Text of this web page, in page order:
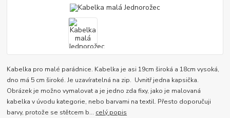
Kabelka pro malé parádnice. Kabelka je asi 19cm široká a 18cm vysoká,
dno má 5 cm široké. Je uzavíratelná na zip. Uvnitř jedna kapsička.
Obrázek je možno vymalovat a je jedno zda fixy, jako je malovaná
kabelka v úvodu kategorie, nebo barvami na textil. Přesto doporučuji
barvy, protože se stětcem b... celý popis